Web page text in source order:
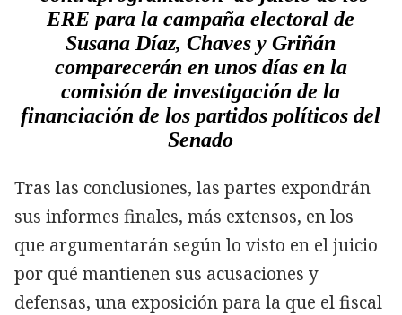
ERE para la campaña electoral de
Susana Díaz, Chaves y Griñán
comparecerán en unos días en la
comisión de investigación de la
financiación de los partidos políticos del
Senado
Tras las conclusiones, las partes expondrán
sus informes finales, más extensos, en los
que argumentarán según lo visto en el juicio
por qué mantienen sus acusaciones y
defensas, una exposición para la que el fiscal